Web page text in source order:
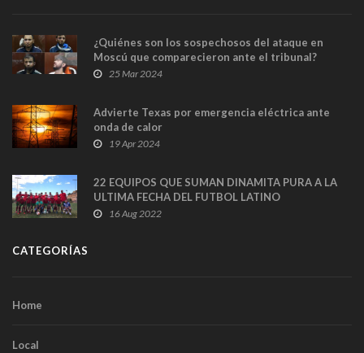
¿Quiénes son los sospechosos del ataque en
Moscú que comparecieron ante el tribunal?
25 Mar 2024
Advierte Texas por emergencia eléctrica ante
onda de calor
19 Apr 2024
22 EQUIPOS QUE SUMAN DINAMITA PURA A LA
ULTIMA FECHA DEL FUTBOL LATINO
16 Aug 2022
CATEGORÍAS
Home
Local